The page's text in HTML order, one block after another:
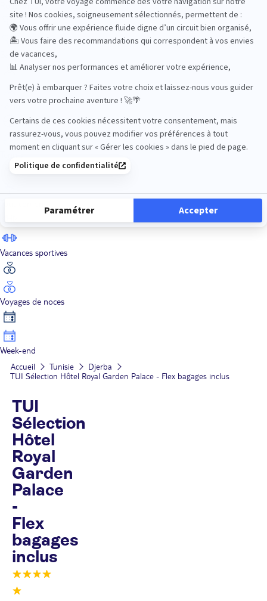
Road Trips
Safari
Sénior
Vacances sportives
Voyages de noces
Week-end
Accueil Tunisie
Djerba
TUI Sélection Hôtel Royal Garden Palace - Flex bagages inclus
TUI
Sélection
Hôtel
Royal
Garden
Palace
-
Flex
bagages
inclus